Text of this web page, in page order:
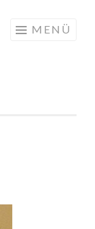
MENÜ